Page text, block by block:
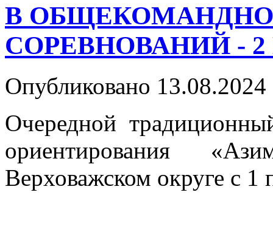
В
СОРЕВНОВАНИЙ -
Опубликовано
Очередной
ориентирования
Верховажском округе с 1